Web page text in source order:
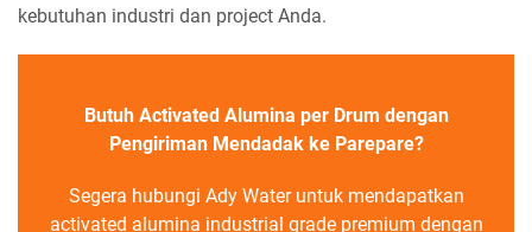
kebutuhan industri dan project Anda.
Butuh Activated Alumina per Drum dengan
Pengiriman Mendadak ke Parepare?
Segera hubungi Ady Water untuk mendapatkan
activated alumina industrial grade premium dengan